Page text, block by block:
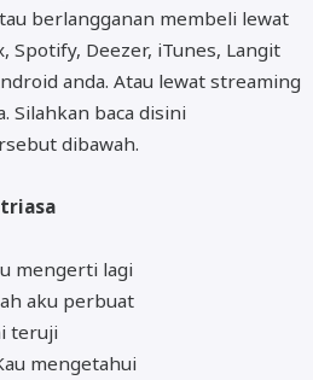
berlangganan membeli lewat
Spotify, Deezer, iTunes, Langit
anda. Atau lewat streaming
Silahkan baca disini
dibawah.
mengerti lagi
aku perbuat
teruji
mengetahui